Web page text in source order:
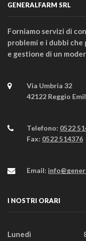
GENERALFARM SRL
Forniamo servizi di
problemi e i dubbi
e gestione di un
Via Umbria 32
42122 Reggio
Telefono: 0522
Fax: 0522 514376
Email:
I NOSTRI ORARI
Lunedì